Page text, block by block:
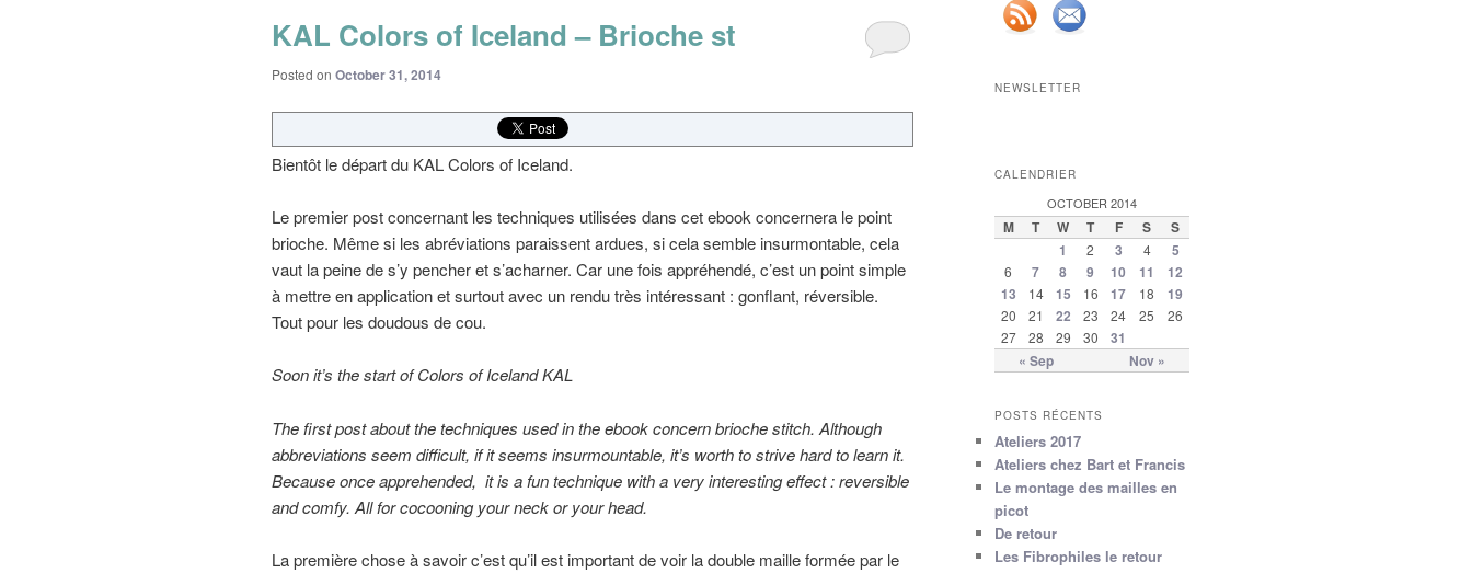
KAL Colors of Iceland – Brioche st
Posted on October 31, 2014
Bientôt le départ du KAL Colors of Iceland.
Le premier post concernant les techniques utilisées dans cet ebook concernera le point
brioche. Même si les abréviations paraissent ardues, si cela semble insurmontable, cela
vaut la peine de s’y pencher et s’acharner. Car une fois appréhendé, c’est un point simple
à mettre en application et surtout avec un rendu très intéressant : gonflant, réversible.
Tout pour les doudous de cou.
Soon it’s the start of Colors ofIcelandKAL
The firstpostaboutthe techniques used inthe ebookconcernbriochestitch. Although
abbreviations seem difficult, if it seems insurmountable, it’s worthtostrive hard to learn it.
Because onceapprehended, itis a fun technique with a very interesting effect : reversible
and comfy. All for cocooning your neck or your head.
La première chose à savoir c’est qu’il est important de voir la double maille formée par le
NEWSLETTER
CALENDRIER
OCTOBER 2014
M T W T F S S
« Sep Nov »
1 2 3 4 5
6 7 8 9 10 11
12
13
14 15 16 17 18 19
20 21 22 23 24 25
26
27
28 29 30 31
POSTS RÉCENTS
Ateliers 2017
Ateliers chez Bart et Francis
Le montage des mailles en
picot
De retour
Les Fibrophiles le retour